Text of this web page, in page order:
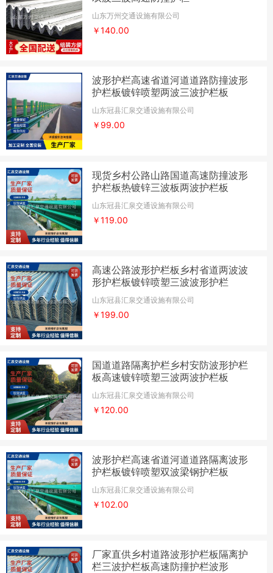
山东万州交通设施有限公司
￥140.00
波形护栏高速省道河道道路防撞波形
护栏板镀锌喷塑两波三波护栏板
山东冠县汇泉交通设施有限公司
￥99.00
现货乡村公路山路国道高速防撞波形
护栏板热镀锌三波板两波护栏板
山东冠县汇泉交通设施有限公司
￥119.00
高速公路波形护栏板乡村省道两波波
形护栏板镀锌喷塑三波波形护栏
山东冠县汇泉交通设施有限公司
￥199.00
国道道路隔离护栏乡村安防波形护栏
板高速镀锌喷塑三波两波护栏板
山东冠县汇泉交通设施有限公司
￥120.00
波形护栏高速省道河道道路隔离波形
护栏板镀锌喷塑双波梁钢护栏板
山东冠县汇泉交通设施有限公司
￥102.00
厂家直供乡村道路波形护栏板隔离护
栏三波护栏板高速防撞护栏波形